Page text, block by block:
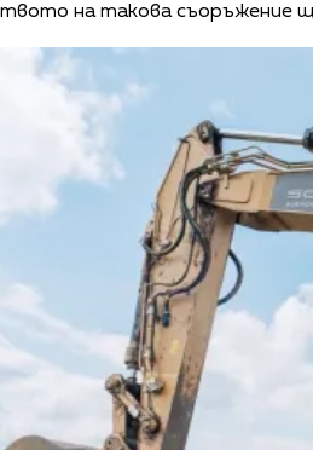
на такова съоръжение